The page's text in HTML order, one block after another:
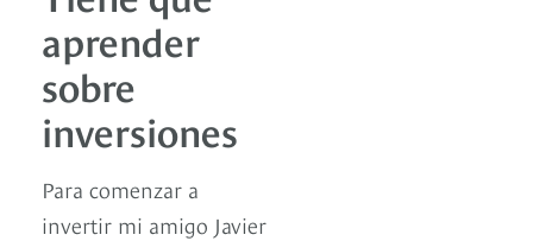
aprender
sobre
inversiones
Para comenzar a
invertir mi amigo Javier